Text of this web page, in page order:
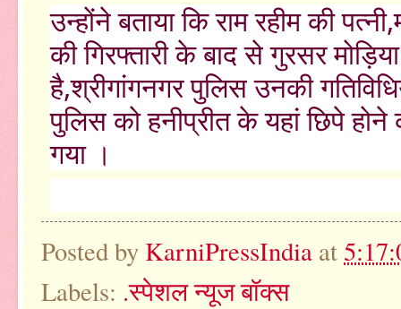
उन्होंने बताया कि राम रहीम की
की गिरफ्तारी के बाद से गुरसर
है,श्रीगांगनगर पुलिस उनकी
पुलिस को हनीप्रीत के यहां छिपे
गया ।
Posted by KarniPressIndia at
Labels: .स्पेशल न्यूज बॉक्स